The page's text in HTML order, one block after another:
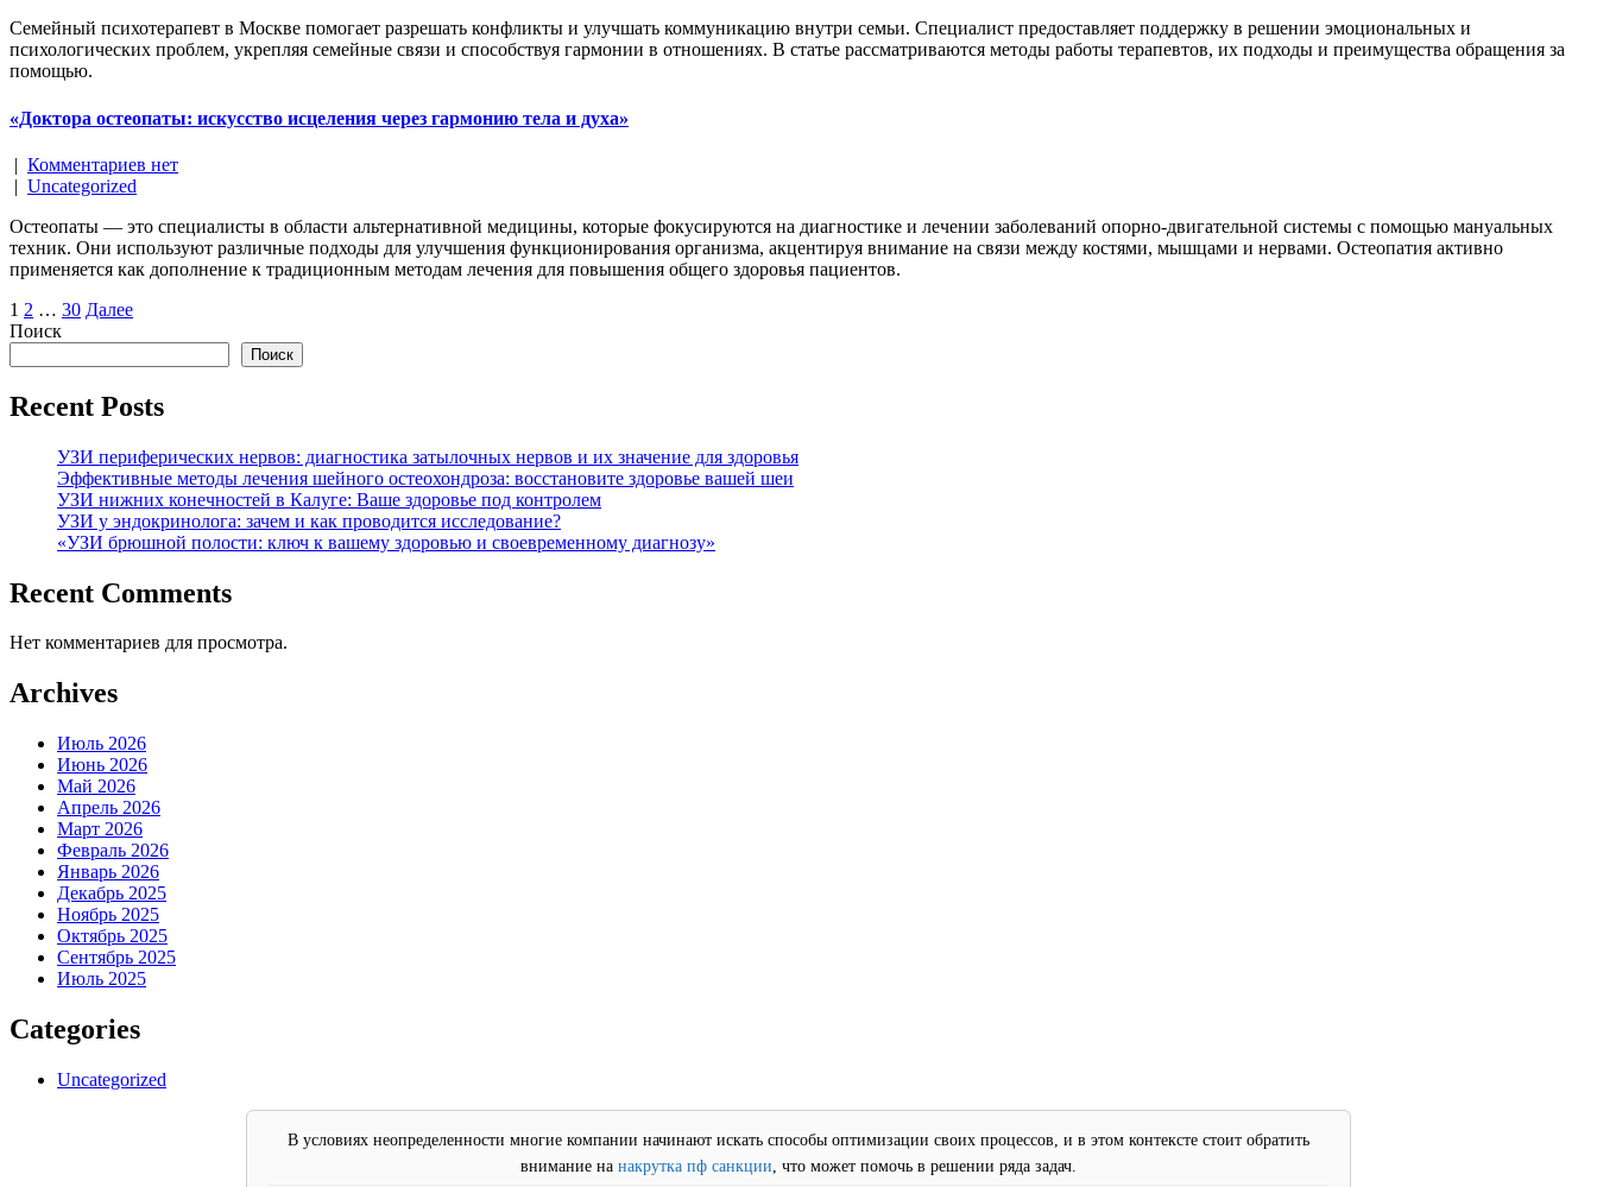
Семейный психотерапевт в Москве помогает разрешать конфликты и улучшать коммуникацию внутри семьи. Специалист предоставляет поддержку в решении эмоциональных и
психологических проблем, укрепляя семейные связи и способствуя гармонии в отношениях. В статье рассматриваются методы работы терапевтов, их подходы и преимущества обращения за
помощью.
«Доктора остеопаты: искусство исцеления через гармонию тела и духа»
| Комментариев нет
| Uncategorized
Остеопаты — это специалисты в области альтернативной медицины, которые фокусируются на диагностике и лечении заболеваний опорно-двигательной системы с помощью мануальных
техник. Они используют различные подходы для улучшения функционирования организма, акцентируя внимание на связи между костями, мышцами и нервами. Остеопатия активно
применяется как дополнение к традиционным методам лечения для повышения общего здоровья пациентов.
Пагинация
записей
1 2 … 30 Далее
Поиск
Поиск
Recent Posts
УЗИ периферических нервов: диагностика затылочных нервов и их значение для здоровья
Эффективные методы лечения шейного остеохондроза: восстановите здоровье вашей шеи
УЗИ нижних конечностей в Калуге: Ваше здоровье под контролем
УЗИ у эндокринолога: зачем и как проводится исследование?
«УЗИ брюшной полости: ключ к вашему здоровью и своевременному диагнозу»
Recent Comments
Нет комментариев для просмотра.
Archives
Июль 2026
Июнь 2026
Май 2026
Апрель 2026
Март 2026
Февраль 2026
Январь 2026
Декабрь 2025
Ноябрь 2025
Октябрь 2025
Сентябрь 2025
Июль 2025
Categories
Uncategorized
В условиях неопределенности многие компании начинают искать способы оптимизации своих процессов, и в этом контексте стоит обратить
внимание на накрутка пф санкции, что может помочь в решении ряда задач.